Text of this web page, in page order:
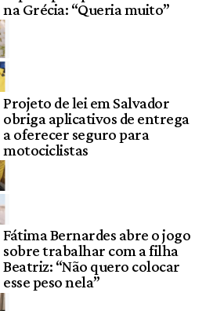
na Grécia: “Queria muito”
Projeto de lei em Salvador
obriga aplicativos de entrega
a oferecer seguro para
motociclistas
Fátima Bernardes abre o jogo
sobre trabalhar com a filha
Beatriz: “Não quero colocar
esse peso nela”